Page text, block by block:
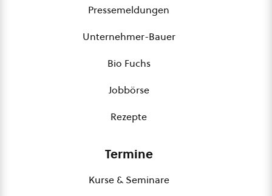
Pressemeldungen
Unternehmer-Bauer
Bio Fuchs
Jobbörse
Rezepte
Termine
Kurse & Seminare